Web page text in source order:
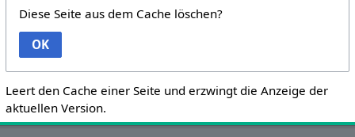
Diese Seite aus dem Cache löschen?
OK
Leert den Cache einer Seite und erzwingt die Anzeige der
aktuellen Version.